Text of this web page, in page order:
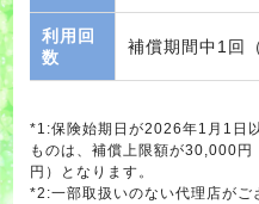
利用回
数
補償期間中1回
*1:保険始期日が2026年1月1日
ものは、補償上限額が30,000
円）となります。
*2:一部取扱いのない代理店がご